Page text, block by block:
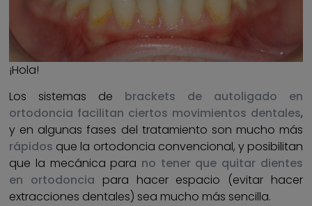
¡Hola!
Los sistemas de brackets de autoligado en
ortodoncia facilitan ciertos movimientos dentales,
y en algunas fases del tratamiento son mucho más
rápidos que la ortodoncia convencional, y posibilitan
que la mecánica para no tener que quitar dientes
en ortodoncia para hacer espacio (evitar hacer
extracciones dentales) sea mucho más sencilla.